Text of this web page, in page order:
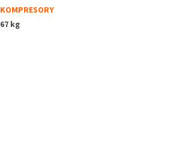
KOMPRESORY
67 kg